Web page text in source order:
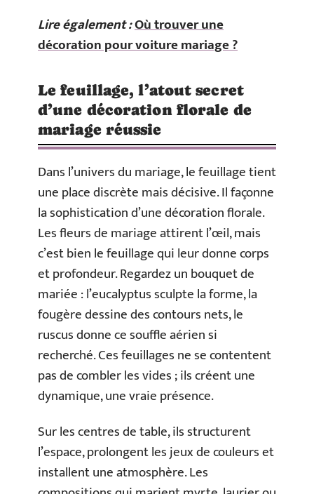
Lire également :Où trouver une
décoration pour voiture mariage ?
Le feuillage, l’atout secret
d’une décoration florale de
mariage réussie
Dans l’univers du mariage, le feuillage tient
une place discrète mais décisive. Il façonne
la sophistication d’une décoration florale.
Les fleurs de mariage attirent l’œil, mais
c’est bien le feuillage qui leur donne corps
et profondeur. Regardez un bouquet de
mariée : l’eucalyptus sculpte la forme, la
fougère dessine des contours nets, le
ruscus donne ce souffle aérien si
recherché. Ces feuillages ne se contentent
pas de combler les vides ; ils créent une
dynamique, une vraie présence.
Sur les centres de table, ils structurent
l’espace, prolongent les jeux de couleurs et
installent une atmosphère. Les